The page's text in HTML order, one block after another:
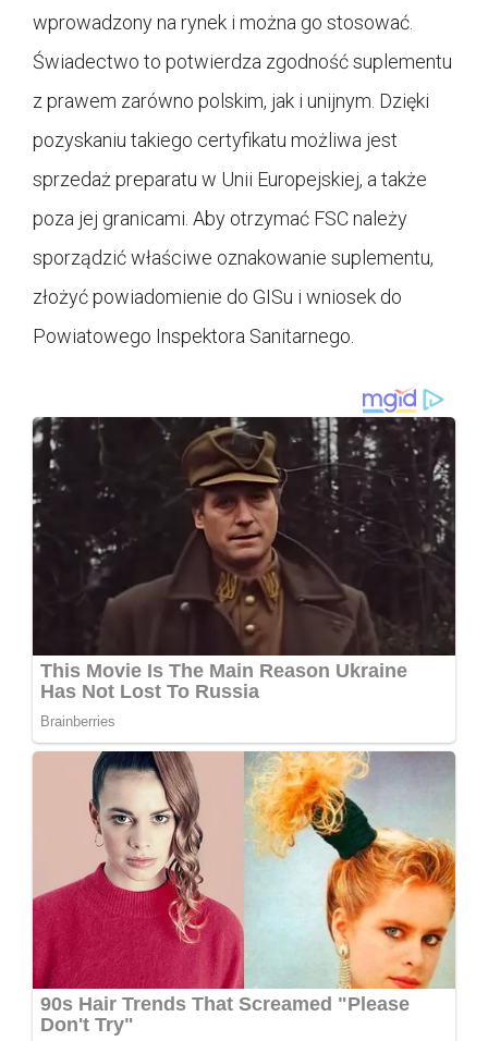
wprowadzony na rynek i można go stosować.
Świadectwo to potwierdza zgodność suplementu
z prawem zarówno polskim, jak i unijnym. Dzięki
pozyskaniu takiego certyfikatu możliwa jest
sprzedaż preparatu w Unii Europejskiej, a także
poza jej granicami. Aby otrzymać FSC należy
sporządzić właściwe oznakowanie suplementu,
złożyć powiadomienie do GISu i wniosek do
Powiatowego Inspektora Sanitarnego.